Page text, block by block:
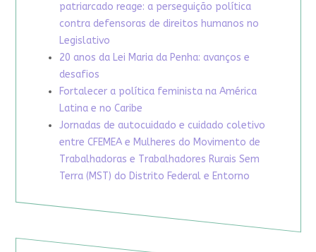
patriarcado reage: a perseguição política
contra defensoras de direitos humanos no
Legislativo
20 anos da Lei Maria da Penha: avanços e
desafios
Fortalecer a política feminista na América
Latina e no Caribe
Jornadas de autocuidado e cuidado coletivo
entre CFEMEA e Mulheres do Movimento de
Trabalhadoras e Trabalhadores Rurais Sem
Terra (MST) do Distrito Federal e Entorno